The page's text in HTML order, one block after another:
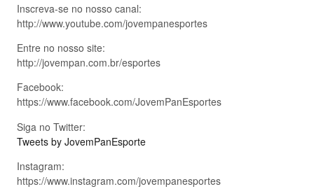
Inscreva-se no nosso canal:
http://www.youtube.com/jovempanesportes
Entre no nosso site:
http://jovempan.com.br/esportes
Facebook:
https://www.facebook.com/JovemPanEsportes
Siga no Twitter:
Tweets by JovemPanEsporte
Instagram:
https://www.instagram.com/jovempanesportes